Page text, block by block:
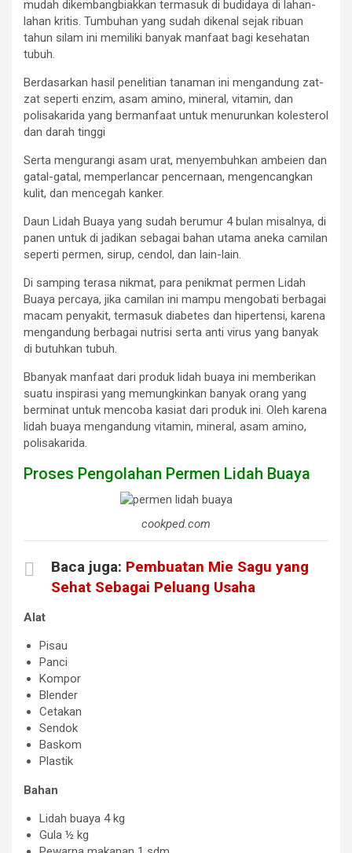
mudah dikembangbiakkan termasuk di budidaya di lahan-
lahan kritis. Tumbuhan yang sudah dikenal sejak ribuan
tahun silam ini memiliki banyak manfaat bagi kesehatan
tubuh.
Berdasarkan hasil penelitian tanaman ini mengandung zat-
zat seperti enzim, asam amino, mineral, vitamin, dan
polisakarida yang bermanfaat untuk menurunkan kolesterol
dan darah tinggi
Serta mengurangi asam urat, menyembuhkan ambeien dan
gatal-gatal, memperlancar pencernaan, mengencangkan
kulit, dan mencegah kanker.
Daun Lidah Buaya yang sudah berumur 4 bulan misalnya, di
panen untuk di jadikan sebagai bahan utama aneka camilan
seperti permen, sirup, cendol, dan lain-lain.
Di samping terasa nikmat, para penikmat permen Lidah
Buaya percaya, jika camilan ini mampu mengobati berbagai
macam penyakit, termasuk diabetes dan hipertensi, karena
mengandung berbagai nutrisi serta anti virus yang banyak
di butuhkan tubuh.
Bbanyak manfaat dari produk lidah buaya ini memberikan
suatu inspirasi yang memungkinkan banyak orang yang
berminat untuk mencoba kasiat dari produk ini. Oleh karena
lidah buaya mengandung vitamin, mineral, asam amino,
polisakarida.
Proses Pengolahan Permen Lidah Buaya
cookped.com
Baca juga: Pembuatan Mie Sagu yang
Sehat Sebagai Peluang Usaha
Alat
Pisau
Panci
Kompor
Blender
Cetakan
Sendok
Baskom
Plastik
Bahan
Lidah buaya 4 kg
Gula ½ kg